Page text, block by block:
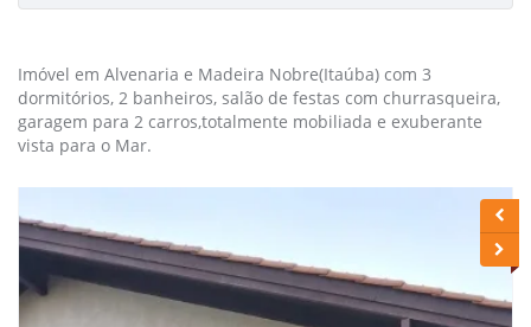
Imóvel em Alvenaria e Madeira Nobre(Itaúba) com 3
dormitórios, 2 banheiros, salão de festas com churrasqueira,
garagem para 2 carros,totalmente mobiliada e exuberante
vista para o Mar.